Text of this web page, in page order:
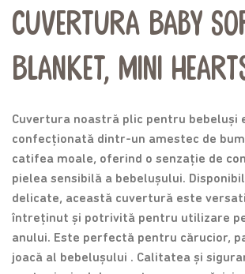
Cuvertura Baby
Blanket, Mini
Cuvertura noastră plic pentru bebeluși
confecționată dintr-un amestec de
catifea moale, oferind o senzație de
pielea sensibilă a bebelușului.
delicate, această cuvertură este
întreținut și potrivită pentru utilizare
anului. Este perfectă pentru cărucior,
joacă al bebelușului . Calitatea și